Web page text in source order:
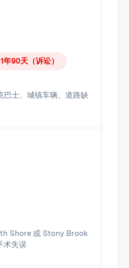
90天（诉讼）
巴士、城镇车辆、道路缺
Shore 或 Stony Brook
术失误